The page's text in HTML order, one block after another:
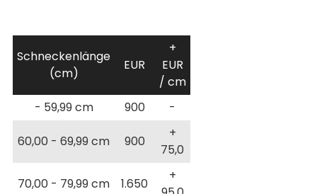
Schneckenlänge
(cm)
EUR
+
EUR
/ cm
- 59,99 cm
900 -
60,00 - 69,99 cm 900
+
75,0
70,00 - 79,99 cm 1.650
+